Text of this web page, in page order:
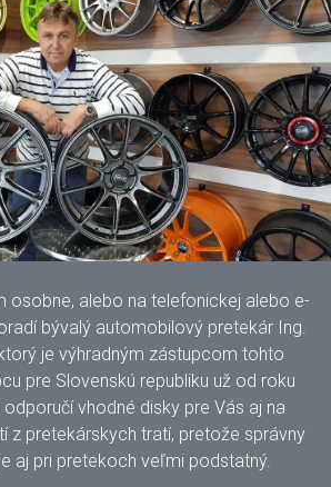
osobne, alebo na telefonickej alebo e-
bývalý automobilový pretekár Ing.
je výhradným zástupcom tohto
pre Slovenskú republiku už od roku
vhodné disky pre Vás aj na
z pretekárskych tratí, pretože správny
aj pri pretekoch veľmi podstatný.